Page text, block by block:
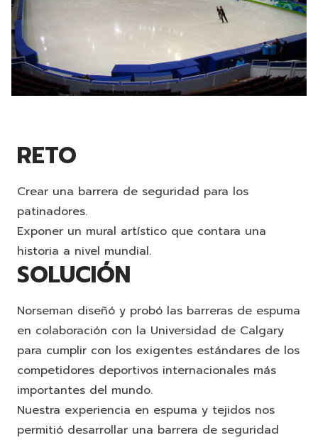
RETO
Crear una barrera de seguridad para los
patinadores.
Exponer un mural artístico que contara una
historia a nivel mundial.
SOLUCIÓN
Norseman diseñó y probó las barreras de espuma
en colaboración con la Universidad de Calgary
para cumplir con los exigentes estándares de los
competidores deportivos internacionales más
importantes del mundo.
Nuestra experiencia en espuma y tejidos nos
permitió desarrollar una barrera de seguridad